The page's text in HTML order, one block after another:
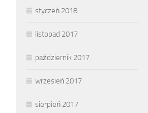
styczeń 2018
listopad 2017
październik 2017
wrzesień 2017
sierpień 2017